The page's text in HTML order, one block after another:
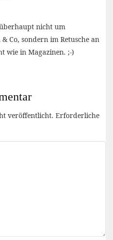
nicht um
Co, sondern im Retusche an
wie in Magazinen. ;-)
veröffentlicht. Erforderliche